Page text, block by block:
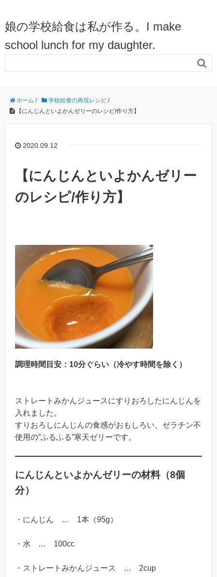
娘の学校給食は私が作る。I make
school lunch for my daughter.

ホーム / 学校給食の再現レシピ /
【にんじんといよかんゼリーのレシピ/作り方】
2020.09.12
【にんじんといよかんゼリー
のレシピ/作り方】
調理時間目安：10分ぐらい（冷やす時間を除く）
ストレートみかんジュースにすりおろしたにんじんを
入れました。
すりおろしにんじんの食感がおもしろい、ゼラチン不
使用の”ふるふる”寒天ゼリーです。
にんじんといよかんゼリーの材料（8個
分）
・にんじん … 1本（95g）
・水 … 100cc
・ストレートみかんジュース … 2cup